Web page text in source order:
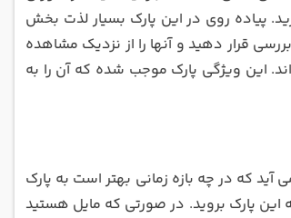
پیاده روی در این پارک بسیار لذت بخش
قرار دهید و آنها را از نزدیک مشاهده
این ویژگی پارک موجب شده که آن را به
که در چه بازه زمانی بهتر است به پارک
پارک بروید. در صورتی که مایل هستید